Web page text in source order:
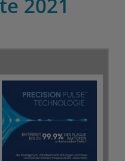
2021